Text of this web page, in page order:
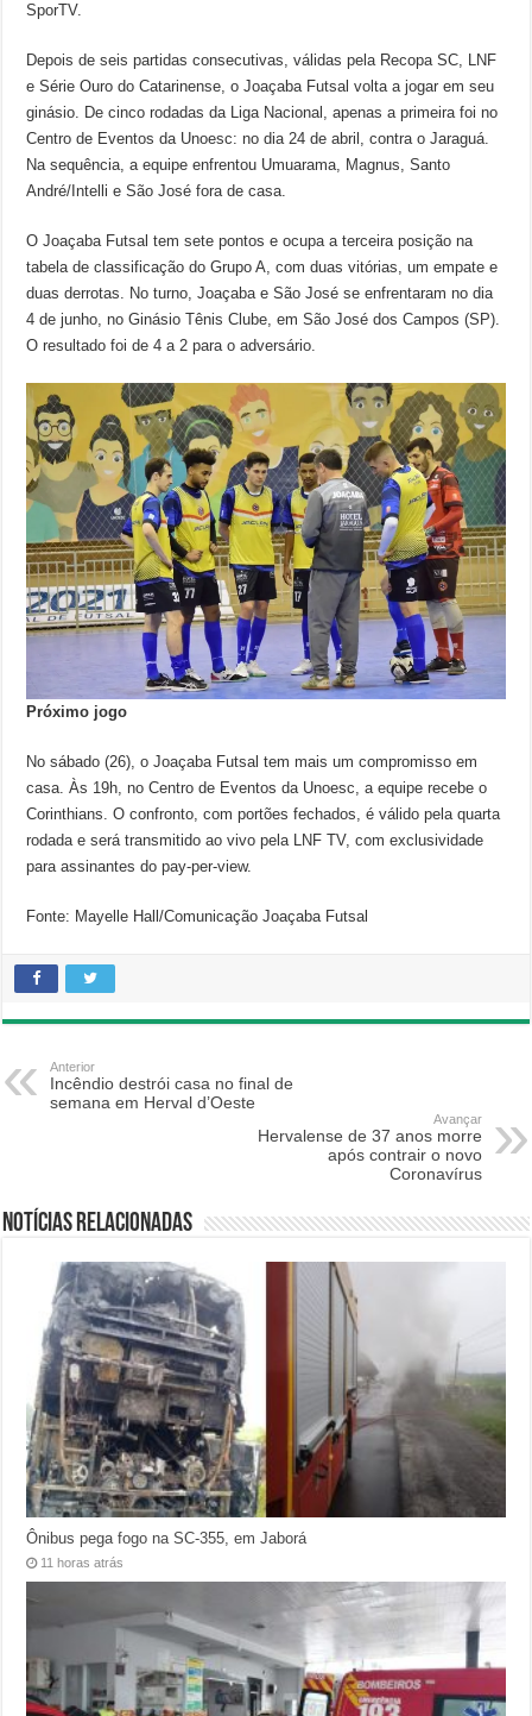
SporTV.
Depois de seis partidas consecutivas, válidas pela Recopa SC, LNF
e Série Ouro do Catarinense, o Joaçaba Futsal volta a jogar em seu
ginásio. De cinco rodadas da Liga Nacional, apenas a primeira foi no
Centro de Eventos da Unoesc: no dia 24 de abril, contra o Jaraguá.
Na sequência, a equipe enfrentou Umuarama, Magnus, Santo
André/Intelli e São José fora de casa.
O Joaçaba Futsal tem sete pontos e ocupa a terceira posição na
tabela de classificação do Grupo A, com duas vitórias, um empate e
duas derrotas. No turno, Joaçaba e São José se enfrentaram no dia
4 de junho, no Ginásio Tênis Clube, em São José dos Campos (SP).
O resultado foi de 4 a 2 para o adversário.
Próximo jogo
No sábado (26), o Joaçaba Futsal tem mais um compromisso em
casa. Às 19h, no Centro de Eventos da Unoesc, a equipe recebe o
Corinthians. O confronto, com portões fechados, é válido pela quarta
rodada e será transmitido ao vivo pela LNF TV, com exclusividade
para assinantes do pay-per-view.
Fonte: Mayelle Hall/Comunicação Joaçaba Futsal
Anterior
Incêndio destrói casa no final de
semana em Herval d’Oeste
Avançar
Hervalense de 37 anos morre
após contrair o novo
Coronavírus
Notícias relacionadas
Ônibus pega fogo na SC-355, em Jaborá
11 horas atrás